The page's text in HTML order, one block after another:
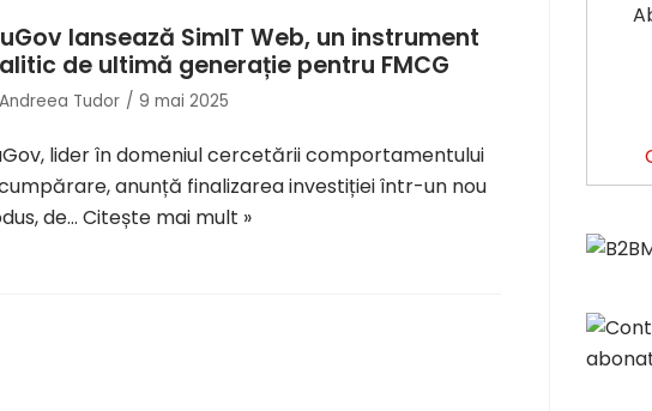
lansează SimIT Web, un instrument
de ultimă generație pentru FMCG
Andreea Tudor 9 mai 2025
lider în domeniul cercetării comportamentului
anunță finalizarea investiției într-un nou
de… Citește mai mult »